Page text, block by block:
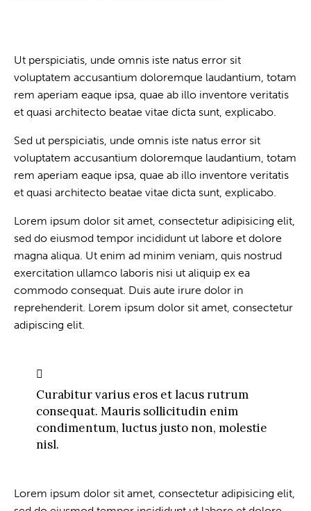
Ut perspiciatis, unde omnis iste natus error sit
voluptatem accusantium doloremque laudantium, totam
rem aperiam eaque ipsa, quae ab illo inventore veritatis
et quasi architecto beatae vitae dicta sunt, explicabo.
Sed ut perspiciatis, unde omnis iste natus error sit
voluptatem accusantium doloremque laudantium, totam
rem aperiam eaque ipsa, quae ab illo inventore veritatis
et quasi architecto beatae vitae dicta sunt, explicabo.
Lorem ipsum dolor sit amet, consectetur adipisicing elit,
sed do eiusmod tempor incididunt ut labore et dolore
magna aliqua. Ut enim ad minim veniam, quis nostrud
exercitation ullamco laboris nisi ut aliquip ex ea
commodo consequat. Duis aute irure dolor in
reprehenderit. Lorem ipsum dolor sit amet, consectetur
adipiscing elit.
Curabitur varius eros et lacus rutrum
consequat. Mauris sollicitudin enim
condimentum, luctus justo non, molestie
nisl.
Lorem ipsum dolor sit amet, consectetur adipisicing elit,